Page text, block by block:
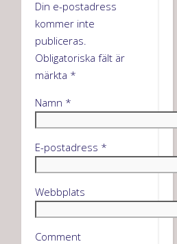
Din e-postadress
kommer inte
publiceras.
Obligatoriska fält är
märkta *
Namn *
E-postadress *
Webbplats
Comment